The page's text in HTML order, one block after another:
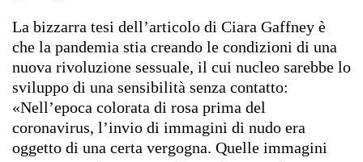
La bizzarra tesi dell’articolo di Ciara Gaffney è
che la pandemia stia creando le condizioni di una
nuova rivoluzione sessuale, il cui nucleo sarebbe lo
sviluppo di una sensibilità senza contatto:
«Nell’epoca colorata di rosa prima del
coronavirus, l’invio di immagini di nudo era
oggetto di una certa vergogna. Quelle immagini